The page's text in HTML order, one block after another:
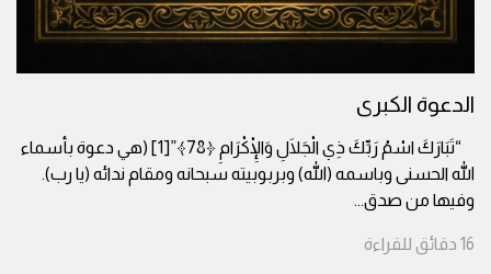
الدعوة الكبرى
“تَبَارَكَ اسْمُ رَبِّكَ ذِي الْجَلَالِ وَالْإِكْرَامِ ﴿78﴾”[1] (هي دعوة بأسماء
الله الحسنى وباسمه (الله) وبربوبيته سبحانه ومقام ندائه (يا رب).
وفيها من صدق...
16 دقائق للقراءة